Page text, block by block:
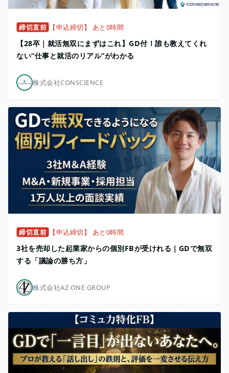
締切直前 【申込締切】 あと0時間
【28卒｜就活無双にまずはこれ】GD付！誰も教えてくれ
ない“仕事と就活のリアル”がわかる
株式会社CONSCIENCE
締切直前 【申込締切】 あと0時間
3社を売却した起業家からの個別FBが受けれる｜GDで無双
する「議論の勝ち方」
株式会社AZ ONE GROUP